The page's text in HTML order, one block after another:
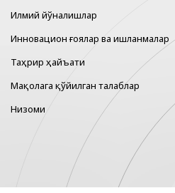
Илмий йўналишлар
Инновацион ғоялар ва ишланмалар
Таҳрир ҳайъати
Мақолага қўйилган талаблар
Низоми